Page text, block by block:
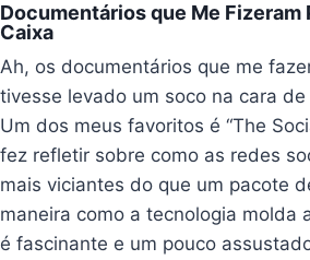
Documentários que Me Fizeram
Caixa
Ah, os documentários que me
tivesse levado um soco na cara
Um dos meus favoritos é “The
fez refletir sobre como as redes
mais viciantes do que um pacote
maneira como a tecnologia molda
é fascinante e um pouco